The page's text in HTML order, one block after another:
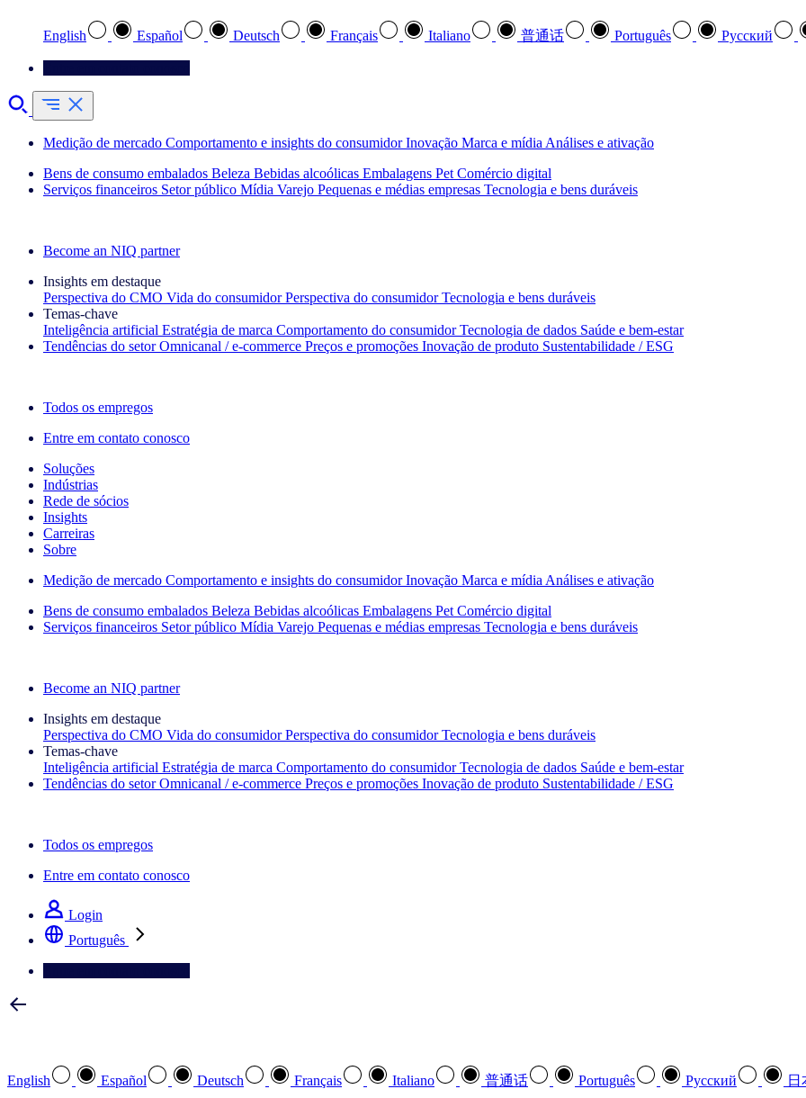
English Español Deutsch Français Italiano 普通话 Português Pусский
Medição de mercado Comportamento e insights do consumidor Inovação Marca e mídia Análises e ativação
Bens de consumo embalados Beleza Bebidas alcoólicas Embalagens Pet Comércio digital
Serviços financeiros Setor público Mídia Varejo Pequenas e médias empresas Tecnologia e bens duráveis
Become an NIQ partner
Insights em destaque
Perspectiva do CMO Vida do consumidor Perspectiva do consumidor Tecnologia e bens duráveis
Temas‑chave
Inteligência artificial Estratégia de marca Comportamento do consumidor Tecnologia de dados Saúde e bem‑estar
Tendências do setor Omnicanal / e‑commerce Preços e promoções Inovação de produto Sustentabilidade / ESG
Todos os empregos
Entre em contato conosco
Soluções
Indústrias
Rede de sócios
Insights
Carreiras
Sobre
Medição de mercado Comportamento e insights do consumidor Inovação Marca e mídia Análises e ativação
Bens de consumo embalados Beleza Bebidas alcoólicas Embalagens Pet Comércio digital
Serviços financeiros Setor público Mídia Varejo Pequenas e médias empresas Tecnologia e bens duráveis
Become an NIQ partner
Insights em destaque
Perspectiva do CMO Vida do consumidor Perspectiva do consumidor Tecnologia e bens duráveis
Temas‑chave
Inteligência artificial Estratégia de marca Comportamento do consumidor Tecnologia de dados Saúde e bem‑estar
Tendências do setor Omnicanal / e‑commerce Preços e promoções Inovação de produto Sustentabilidade / ESG
Todos os empregos
Entre em contato conosco
Login
Português
English Español Deutsch Français Italiano 普通话 Português Pусский 日